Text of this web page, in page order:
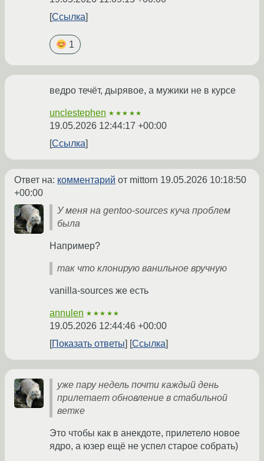
Ссылка
1
ведро течёт, дырявое, а мужики не в курсе
unclestephen ★★★★★
19.05.2026 12:44:17 +00:00
Ссылка
Ответ на: комментарий от mittorn 19.05.2026 10:18:50
+00:00
У меня на gentoo-sources куча проблем
была
Например?
так что клонирую ванильное вручную
vanilla-sources же есть
annulen ★★★★★
19.05.2026 12:44:46 +00:00
Показать ответы
Ссылка
уже пару недель почти каждый день
прилетает обновление в стабильной
ветке
Это чтобы как в анекдоте, прилетело новое
ядро, а юзер ещё не успел старое собрать)